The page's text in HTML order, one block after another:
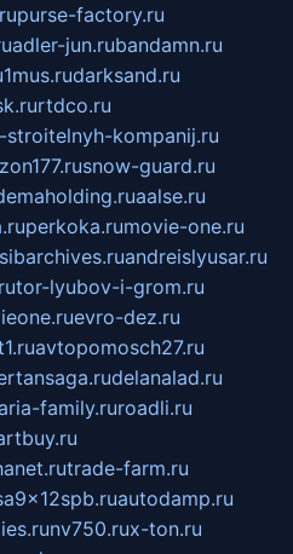
purse-factory.ru
adler-jun.rubandamn.ru
1mus.rudarksand.ru
rtdco.ru
kompanij.ru
snow-guard.ru
aalse.ru
perkoka.rumovie-one.ru
sibarchives.ruandreislyusar.ru
tor-lyubov-i-grom.ru
evro-dez.ru
avtopomosch27.ru
delanalad.ru
family.ruroadli.ru
trade-farm.ru
autodamp.ru
nv750.rux-ton.ru